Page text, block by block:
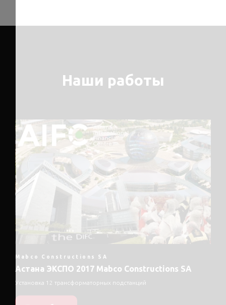
Наши работы
Mabco Constructions SA
Астана ЭКСПО 2017 Mabco Constructions SA
Установка 12 трансформаторных подстанций